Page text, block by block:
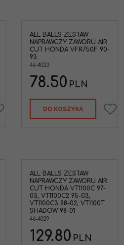
ALL BALLS ZESTAW
NAPRAWCZY ZAWORU AIR
CUT HONDA VFR750F 90-
93
46-4023
78.50 PLN
DO KOSZYKA
ALL BALLS ZESTAW
NAPRAWCZY ZAWORU AIR
CUT HONDA VT1100C 97-
03, VT1100C2 95-03,
VT1100C3 98-02, VT1100T
SHADOW 98-01
46-4029
129.80 PLN